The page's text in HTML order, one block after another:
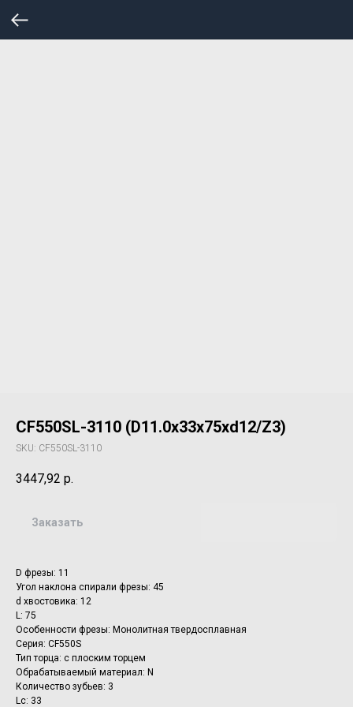
CF550SL-3110 (D11.0x33x75xd12/Z3)
SKU: CF550SL-3110
3447,92 р.
Заказать
D фрезы: 11
Угол наклона спирали фрезы: 45
d хвостовика: 12
L: 75
Особенности фрезы: Монолитная твердосплавная
Серия: CF550S
Тип торца: с плоским торцем
Обрабатываемый материал: N
Количество зубьев: 3
Lc: 33